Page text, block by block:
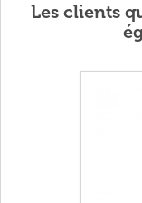
Les clients